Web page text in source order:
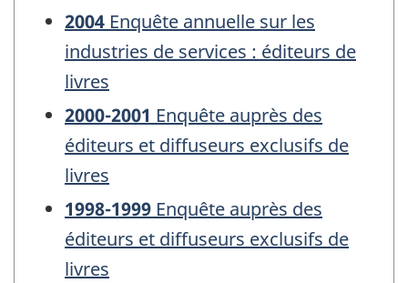
2004 Enquête annuelle sur les
industries de services : éditeurs de
livres
2000-2001 Enquête auprès des
éditeurs et diffuseurs exclusifs de
livres
1998-1999 Enquête auprès des
éditeurs et diffuseurs exclusifs de
livres